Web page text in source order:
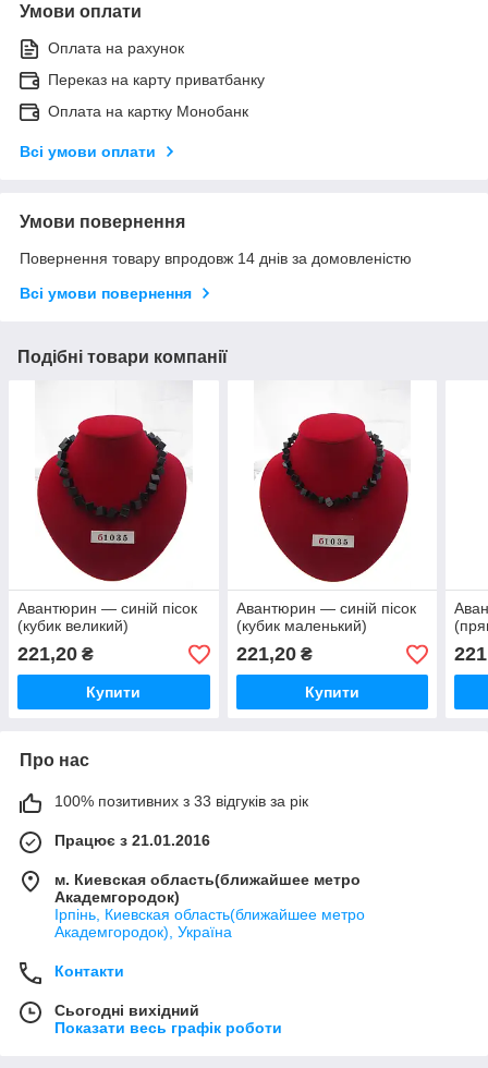
Умови оплати
Оплата на рахунок
Переказ на карту приватбанку
Оплата на картку Монобанк
Всі умови оплати
Умови повернення
Повернення товару впродовж 14 днів за домовленістю
Всі умови повернення
Подібні товари компанії
Авантюрин — синій пісок
(кубик великий)
221,20 ₴
Купити
Авантюрин — синій пісок
(кубик маленький)
221,20₴
Купити
Про нас
100% позитивних з 33 відгуків за рік
Працює з 21.01.2016
м. Киевская область(ближайшее метро
Академгородок)
Ірпінь, Киевская область(ближайшее метро
Академгородок), Україна
Контакти
Сьогодні вихідний
Показати весь графік роботи